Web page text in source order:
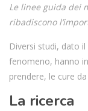
Le linee guida dei
ribadiscono
Diversi studi, dato
fenomeno, hanno
prendere, le cure
La ricerca